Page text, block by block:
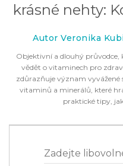
krásné nehty:
Autor Veronika
Objektivní a dlouhý průvodce,
vědět o vitaminech pro
zdůrazňuje význam
vitaminů a minerálů, které
praktické tipy,
Zadejte